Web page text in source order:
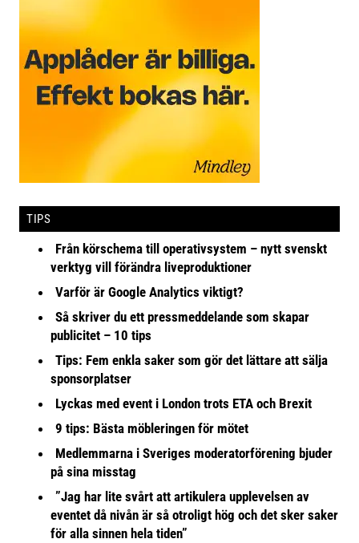
TIPS
Från körschema till operativsystem – nytt svenskt
verktyg vill förändra liveproduktioner
Varför är Google Analytics viktigt?
Så skriver du ett pressmeddelande som skapar
publicitet – 10 tips
Tips: Fem enkla saker som gör det lättare att sälja
sponsorplatser
Lyckas med event i London trots ETA och Brexit
9 tips: Bästa möbleringen för mötet
Medlemmarna i Sveriges moderatorförening bjuder
på sina misstag
”Jag har lite svårt att artikulera upplevelsen av
eventet då nivån är så otroligt hög och det sker saker
för alla sinnen hela tiden”